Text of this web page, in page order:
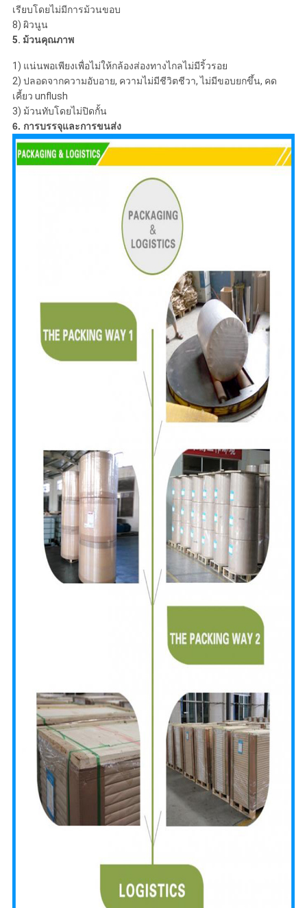
เรียบโดยไม่มีการม้วนขอบ
8) ผิวนูน
5. ม้วนคุณภาพ
1) แน่นพอเพียงเพื่อไม่ให้กล้องส่องทางไกลไม่มีริ้วรอย
2) ปลอดจากความอับอาย, ความไม่มีชีวิตชีวา, ไม่มีขอบยกขึ้น, คด
เคี้ยว unflush
3) ม้วนทับโดยไม่ปิดกั้น
6. การบรรจุและการขนส่ง